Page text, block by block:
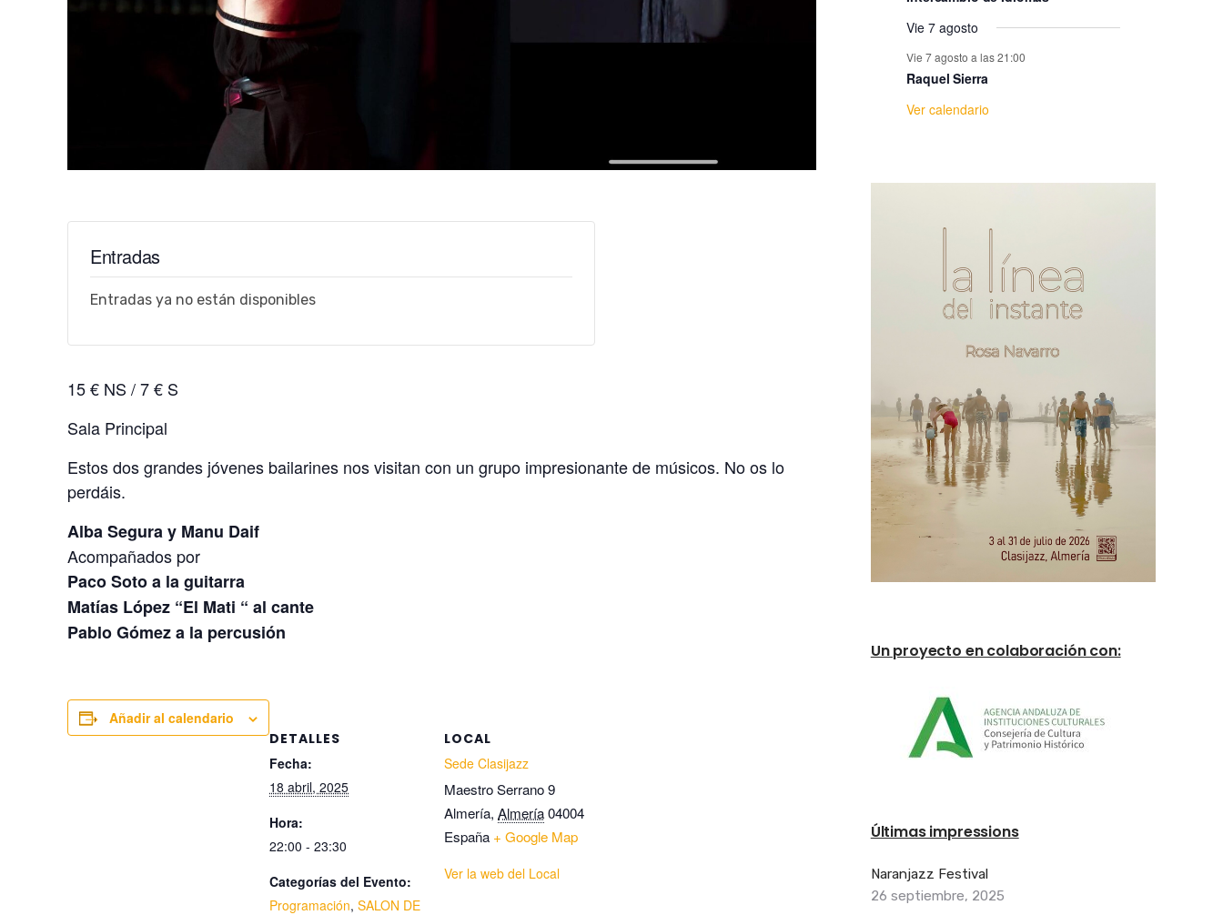
Entradas
Entradas ya no están disponibles
15 € NS / 7 € S
Sala Principal
Estos dos grandes jóvenes bailarines nos visitan con un grupo impresionante de músicos. No os lo
perdáis.
Alba Segura y Manu Daif
Acompañados por
Paco Soto a la guitarra
Matías López “El Mati “ al cante
Pablo Gómez a la percusión
Añadir al calendario
DETALLES
Fecha:
18 abril, 2025
Hora:
22:00 - 23:30
Categorías del Evento:
Programación, SALON DE
LOCAL
Sede Clasijazz
Maestro Serrano 9
Almería, Almería04004
España + Google Map
Ver la web del Local
e
E
v
Vie 7 agosto
Vie 7 agosto a las 21:00
Raquel Sierra
Ver calendario
Un proyecto en colaboración con:
Últimas impressions
Naranjazz Festival
26 septiembre, 2025